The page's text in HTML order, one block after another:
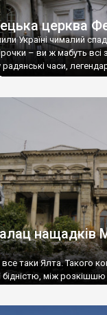
церква
Україні чималий
– ви ж мабуть всі
радянські часи,
нащадків
таки Ялта. Такого
бідністю, між розкішшю